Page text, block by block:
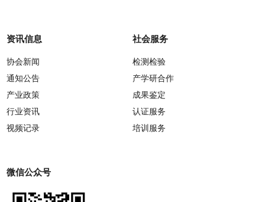
资讯信息
协会新闻
通知公告
产业政策
行业资讯
视频记录
社会服务
检测检验
产学研合作
成果鉴定
认证服务
培训服务
微信公众号